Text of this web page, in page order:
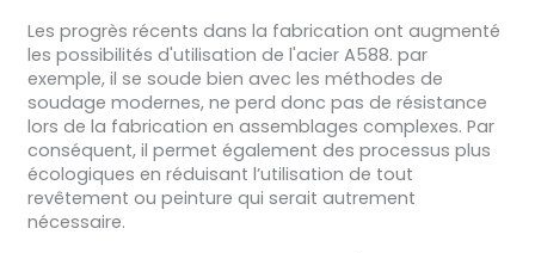
Les progrès récents dans la fabrication ont augmenté
les possibilités d'utilisation de l'acier A588. par
exemple, il se soude bien avec les méthodes de
soudage modernes, ne perd donc pas de résistance
lors de la fabrication en assemblages complexes. Par
conséquent, il permet également des processus plus
écologiques en réduisant l’utilisation de tout
revêtement ou peinture qui serait autrement
nécessaire.